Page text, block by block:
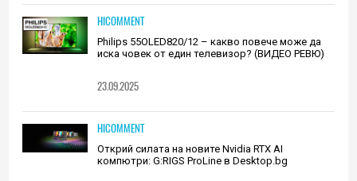
HICOMMENT
Philips 55OLED820/12 – какво повече може да
иска човек от един телевизор? (ВИДЕО РЕВЮ)
23.09.2025
HICOMMENT
Открий силата на новите Nvidia RTX AI
компютри: G:RIGS ProLine в Desktop.bg